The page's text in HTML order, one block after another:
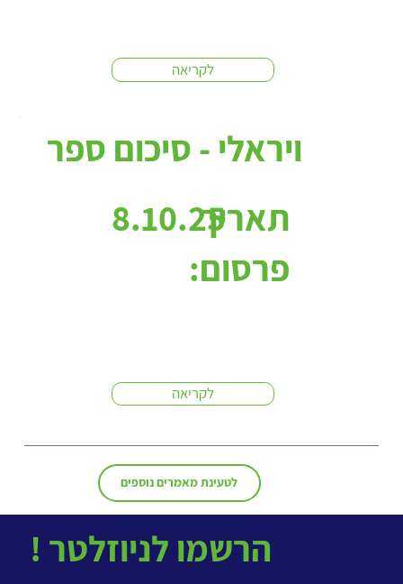
לטעינת מאמרים נוספים
לקריאה
ויראלי - סיכום ספר
לקריאה
8.10.25תאריך
פרסום:
! הרשמו לניוזלטר